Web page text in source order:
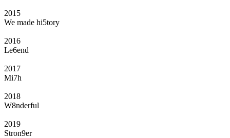
2015
We made hi5tory
2016
Le6end
2017
Mi7h
2018
W8nderful
2019
Stron9er